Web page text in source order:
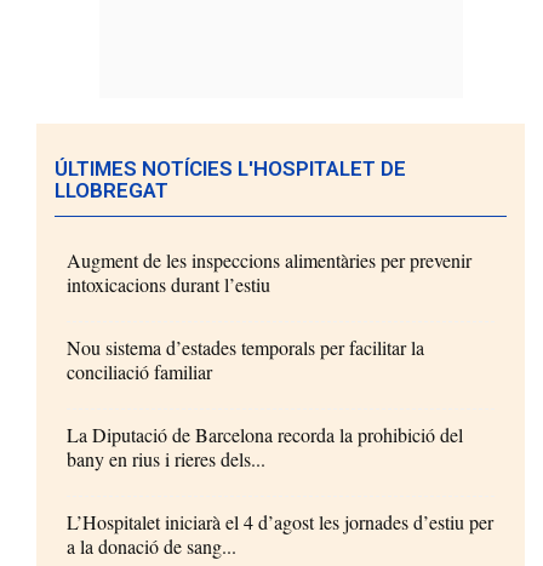
ÚLTIMES NOTÍCIES L'HOSPITALET DE
LLOBREGAT
Augment de les inspeccions alimentàries per prevenir
intoxicacions durant l’estiu
Nou sistema d’estades temporals per facilitar la
conciliació familiar
La Diputació de Barcelona recorda la prohibició del
bany en rius i rieres dels...
L’Hospitalet iniciarà el 4 d’agost les jornades d’estiu per
a la donació de sang...